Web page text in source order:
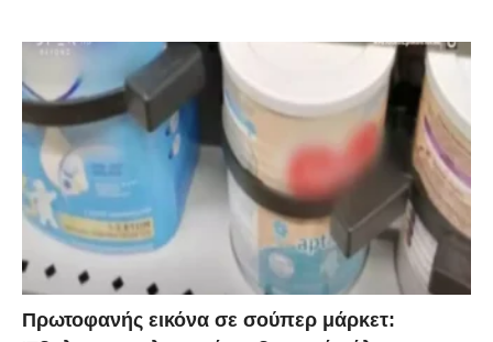
Πρωτοφανής εικόνα σε σούπερ μάρκετ: